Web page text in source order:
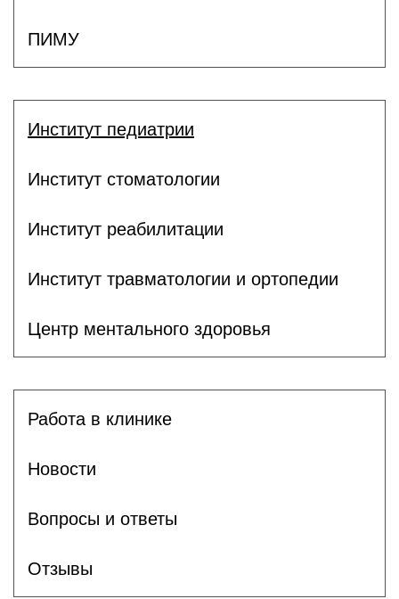
ПИМУ
Институт педиатрии
Институт стоматологии
Институт реабилитации
Институт травматологии и ортопедии
Центр ментального здоровья
Работа в клинике
Новости
Вопросы и ответы
Отзывы